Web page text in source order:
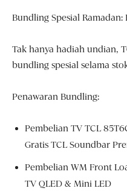
Bundling Spesial
Tak hanya hadiah undian,
bundling spesial selama
Penawaran Bundling:
Pembelian TV TCL
Gratis TCL Soundbar
Pembelian WM Front
TV QLED & Mini LED